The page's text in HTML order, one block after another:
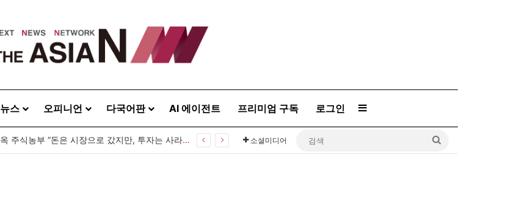
뉴스 오피니언 다국어판 AI 에이전트 프리미엄 구독 로그인 Sidebar
[이상기가 만난 사람] 박영옥 주식농부 “돈은 시장으로 갔지만, 투자는 사라지고 거래만 남았다” 소셜미디어